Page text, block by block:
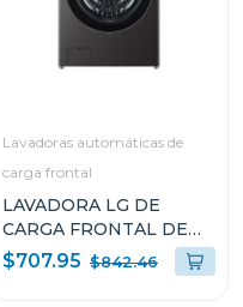
Lavadoras automáticas de
carga frontal
LAVADORA LG DE
CARGA FRONTAL DE
23KG TURBOWASH 360
AI DD CON VAPOR
$707.95 $842.46